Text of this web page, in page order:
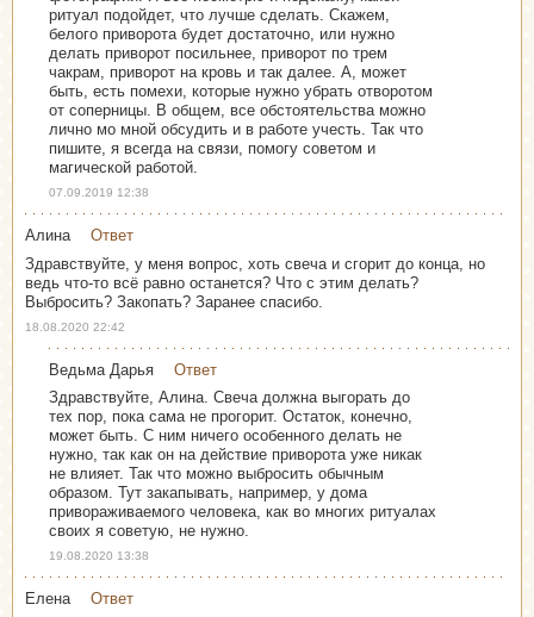
ритуал подойдет, что лучше сделать. Скажем,
белого приворота будет достаточно, или нужно
делать приворот посильнее, приворот по трем
чакрам, приворот на кровь и так далее. А, может
быть, есть помехи, которые нужно убрать отворотом
от соперницы. В общем, все обстоятельства можно
лично мо мной обсудить и в работе учесть. Так что
пишите, я всегда на связи, помогу советом и
магической работой.
07.09.2019 12:38
Алина
Ответ
Здравствуйте, у меня вопрос, хоть свеча и сгорит до конца, но
ведь что-то всё равно останется? Что с этим делать?
Выбросить? Закопать? Заранее спасибо.
18.08.2020 22:42
Ведьма Дарья
Ответ
Здравствуйте, Алина. Свеча должна выгорать до
тех пор, пока сама не прогорит. Остаток, конечно,
может быть. С ним ничего особенного делать не
нужно, так как он на действие приворота уже никак
не влияет. Так что можно выбросить обычным
образом. Тут закапывать, например, у дома
привораживаемого человека, как во многих ритуалах
своих я советую, не нужно.
19.08.2020 13:38
Елена
Ответ